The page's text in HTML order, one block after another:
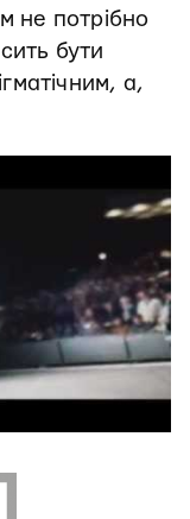
не потрібно
бути
а,